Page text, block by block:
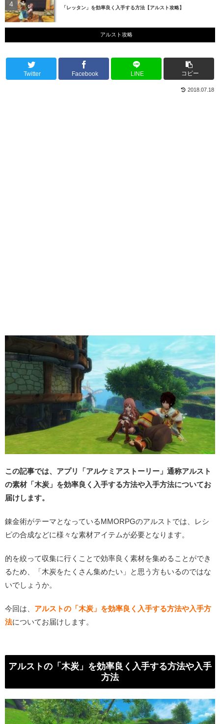
「レッタン」を効率良く入手する方法【アルスト攻略】
アルスト攻略
Twitter Facebook LINE コピー
2018.07.18
この記事では、アプリ「アルケミアストーリー」通称アルスト
の素材「木炭」を効率良く入手する方法や入手方法についてお
届けします。
錬金術がテーマとなっているMMORPGのアルストでは、レシ
ピの合成などに様々な素材アイテムが必要となります。
的を絞って収集に行くことで効率良く素材を集めることができ
るため、「木炭をたくさん集めたい」と思う方もいるのではな
いでしょうか。
今回は、 アルストの「木炭」を効率良く入手する方法や入手方
法についてお届けします。
アルストの「木炭」を効率良く入手する方法や入手
方法